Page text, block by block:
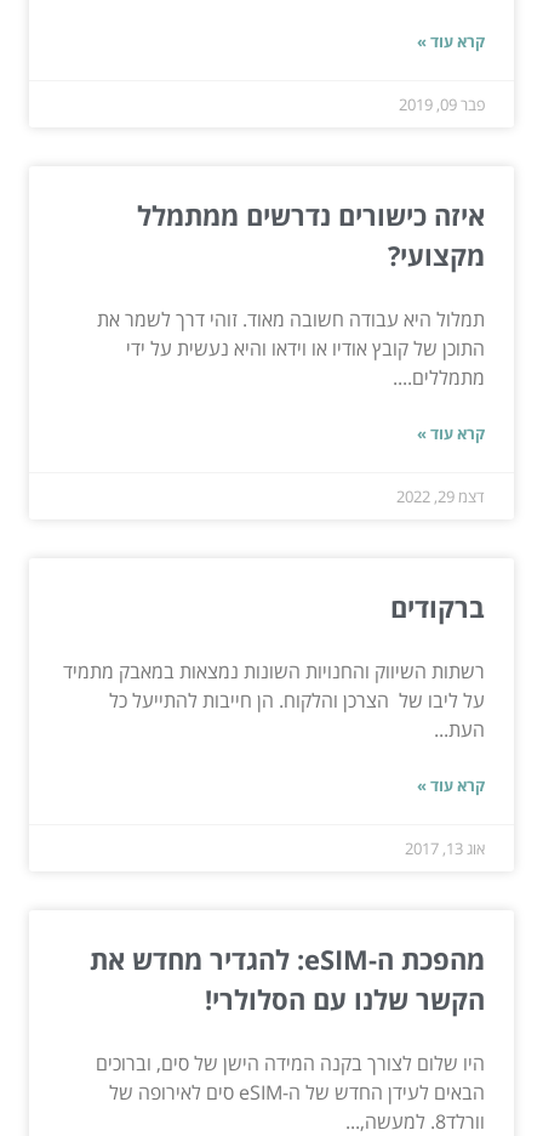
קרא עוד »
פבר 09, 2019
איזה כישורים נדרשים ממתמלל
מקצועי?
תמלול היא עבודה חשובה מאוד. זוהי דרך לשמר את
התוכן של קובץ אודיו או וידאו והיא נעשית על ידי
מתמללים....
קרא עוד »
דצמ 29, 2022
ברקודים
רשתות השיווק והחנויות השונות נמצאות במאבק מתמיד
על ליבו של הצרכן והלקוח. הן חייבות להתייעל כל
העת...
קרא עוד »
אוג 13, 2017
מהפכת ה-eSIM: להגדיר מחדש את
הקשר שלנו עם הסלולרי!
היו שלום לצורך בקנה המידה הישן של סים, וברוכים
הבאים לעידן החדש של ה-eSIM סים לאירופה של
וורלד8. למעשה,...